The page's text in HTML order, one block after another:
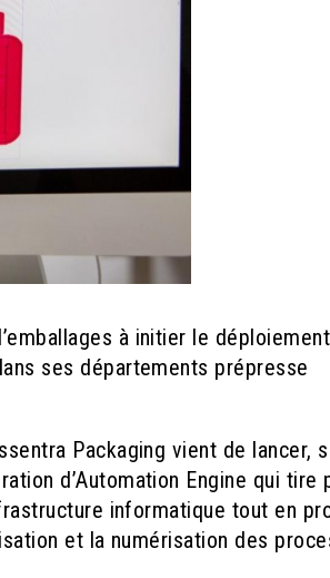
à initier le
ses départements prépresse
Packaging vient de lancer,
d’Automation Engine qui tire
informatique tout en
et la numérisation des